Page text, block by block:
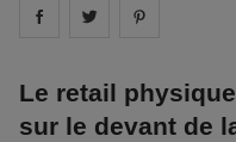
Share on facebook
Share on
Le retail
sur le devant de